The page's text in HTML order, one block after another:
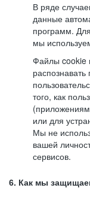
В ряде
данные
программ.
мы
Файлы cookie
распознавать
того, как
или для
Мы не
вашей
сервисов.
6. Как мы